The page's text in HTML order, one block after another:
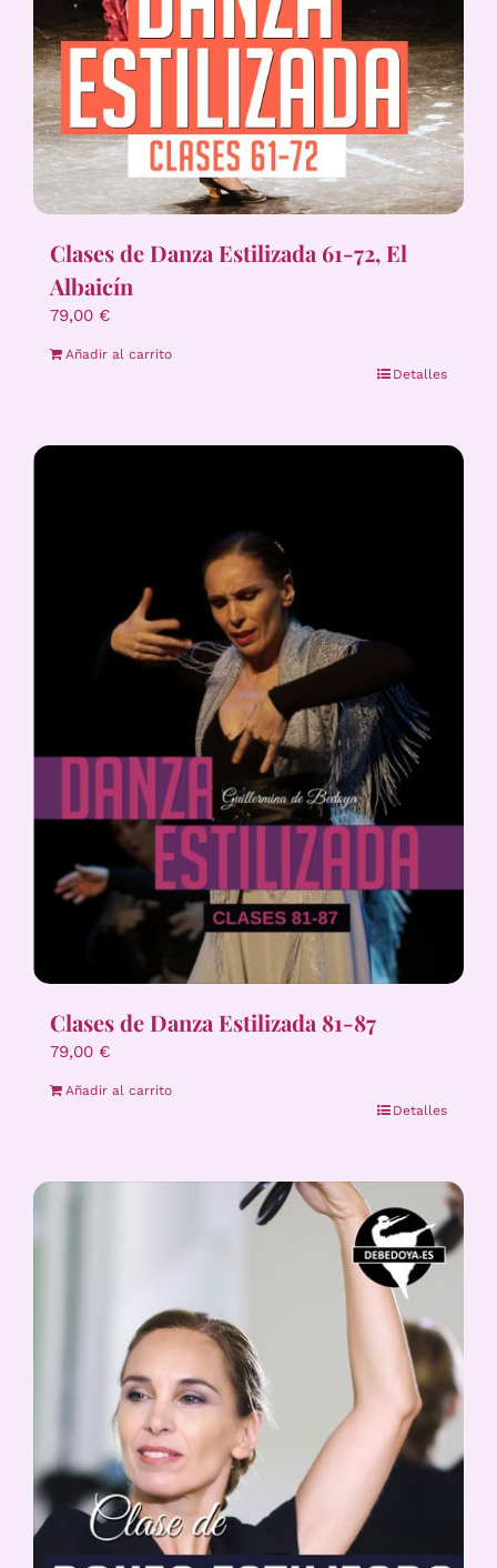
Clases de Danza Estilizada 61-72, El
Albaicín
79,00 €
Añadir al carrito
Detalles
Clases de Danza Estilizada 81-87
79,00 €
Añadir al carrito
Detalles